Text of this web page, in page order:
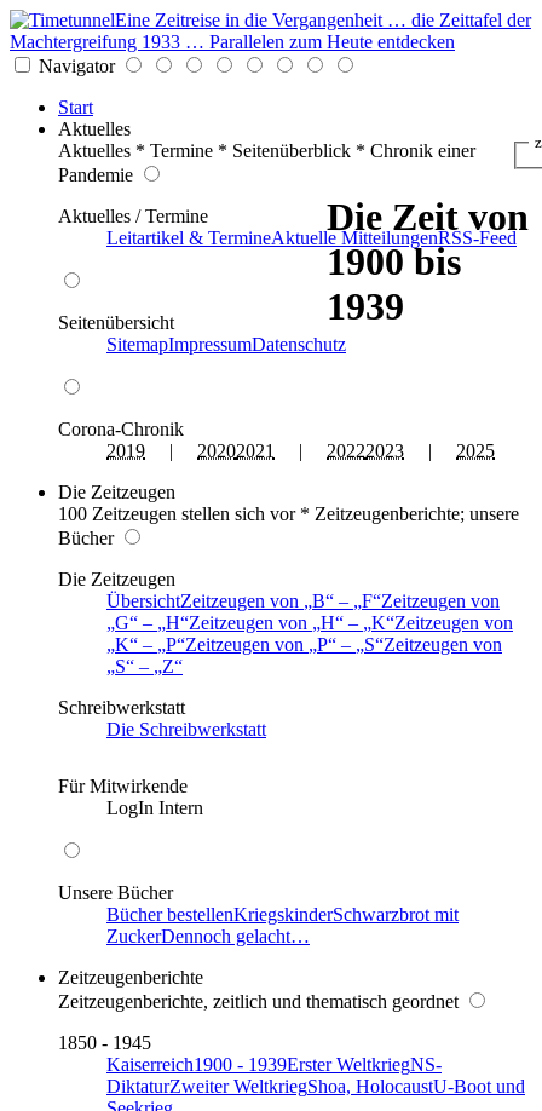
Eine Zeitreise in die Vergangenheit … die Zeittafel der
Machtergreifung 1933 … Parallelen zum Heute entdecken
Navigator
Start
Aktuelles
Aktuelles * Termine * Seitenüberblick * Chronik einer
Pandemie
Aktuelles / Termine
Leitartikel & TermineAktuelle MitteilungenRSS-Feed
Seitenübersicht
SitemapImpressumDatenschutz
Corona-Chronik
2019 | 20202021 | 20222023 | 2025
Die Zeitzeugen
100 Zeitzeugen stellen sich vor * Zeitzeugenberichte; unsere
Bücher
Die Zeitzeugen
ÜbersichtZeitzeugen von B – F Zeitzeugen von
G
– H Zeitzeugen von H – K Zeitzeugen von
K
– P Zeitzeugen von P – S Zeitzeugen von
S
–
Z
Schreibwerkstatt
Die Schreibwerkstatt
Für Mitwirkende
LogIn Intern
Unsere Bücher
Bücher bestellenKriegskinderSchwarzbrot mit
ZuckerDennoch gelacht…
Zeitzeugenberichte
Zeitzeugenberichte, zeitlich und thematisch geordnet
1850 - 1945
Kaiserreich1900 - 1939Erster WeltkriegNS-
DiktaturZweiter WeltkriegShoa, HolocaustU-Boot und
Die Zeit von
1900 bis
1939